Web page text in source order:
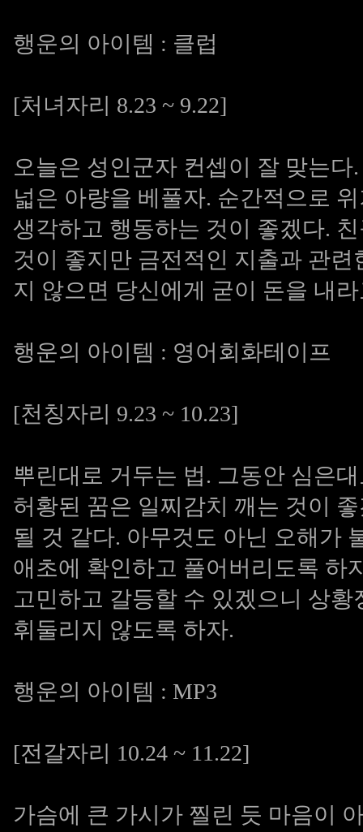
행운의 아이템 : 클럽
[처녀자리 8.23 ~ 9.22]
오늘은 성인군자 컨셉이 잘 맞는
넓은 아량을 베풀자. 순간적으로
생각하고 행동하는 것이 좋겠다.
것이 좋지만 금전적인 지출과 관
지 않으면 당신에게 굳이 돈을 내
행운의 아이템 : 영어회화테이프
[천칭자리 9.23 ~ 10.23]
뿌린대로 거두는 법. 그동안 심은
허황된 꿈은 일찌감치 깨는 것이
될 것 같다. 아무것도 아닌 오해가
애초에 확인하고 풀어버리도록 하
고민하고 갈등할 수 있겠으니 상
휘둘리지 않도록 하자.
행운의 아이템 : MP3
[전갈자리 10.24 ~ 11.22]
가슴에 큰 가시가 찔린 듯 마음이